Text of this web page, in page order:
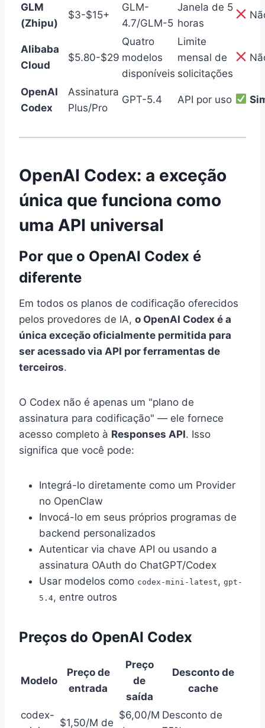
GLM
(Zhipu)
$3-$15+
GLM-
4.7/GLM-5
Janela de 5
horas
Alibaba
Cloud
$5.80-$29
Quatro
modelos
disponíveis
Limite
mensal de
solicitações
OpenAI
Codex
Assinatura
Plus/Pro
GPT-5.4 API por uso
OpenAI Codex: a exceção
única que funciona como
uma API universal
Por que o OpenAI Codex é
diferente
Em todos os planos de codificação oferecidos
pelos provedores de IA, o OpenAI Codex é a
única exceção oficialmente permitida para
ser acessado via API por ferramentas de
terceiros.
O Codex não é apenas um "plano de
assinatura para codificação" — ele fornece
acesso completo à Responses API. Isso
significa que você pode:
Integrá-lo diretamente como um Provider
no OpenClaw
Invocá-lo em seus próprios programas de
backend personalizados
Autenticar via chave API ou usando a
assinatura OAuth do ChatGPT/Codex
Usar modelos como codex-mini-latest , gpt-
5.4, entre outros
Preços do OpenAI Codex
Modelo
Preço de
entrada
Preço
de
saída
Desconto de
cache
codex-
$1,50/M de
$6,00/M Desconto de